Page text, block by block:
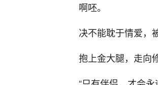
啊呸。
决不能耽于情爱，
抱上金大腿，走向